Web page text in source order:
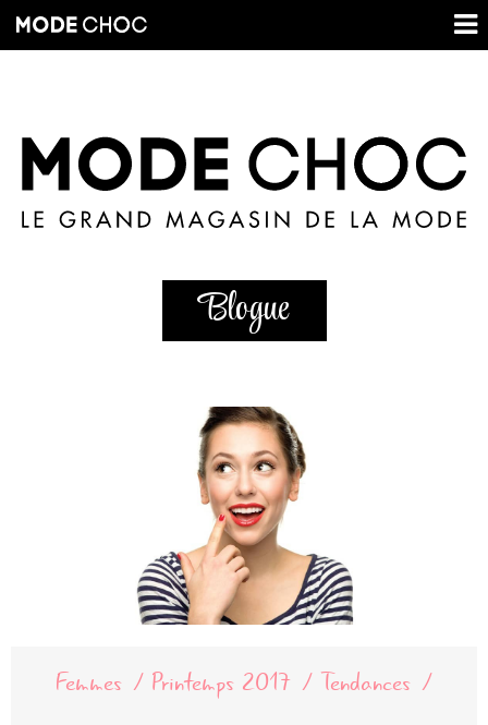
Blogue
Femmes Printemps 2017 Tendances